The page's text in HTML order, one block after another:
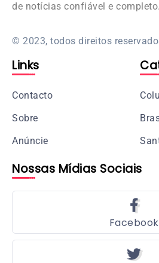
de notícias confiável e completo.
© 2023, todos direitos
Links
Contacto
Sobre
Anúncie
Nossas Mídias Sociais
Facebook